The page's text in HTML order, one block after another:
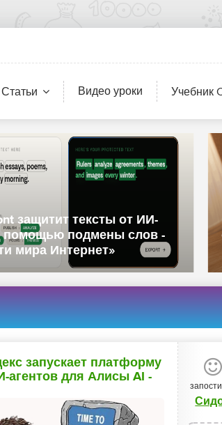
Статьи Видео уроки Учебник
печенек для двух
ажиотажем вокруг
Evil Veronica - «Новости
запускает платформу
агентов для Алисы AI -